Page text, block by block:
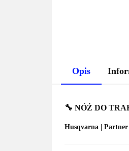
Opis
🔧 NÓŻ DO
Husqvarna |